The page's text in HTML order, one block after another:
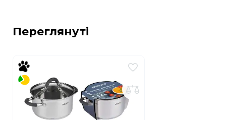
Переглянуті